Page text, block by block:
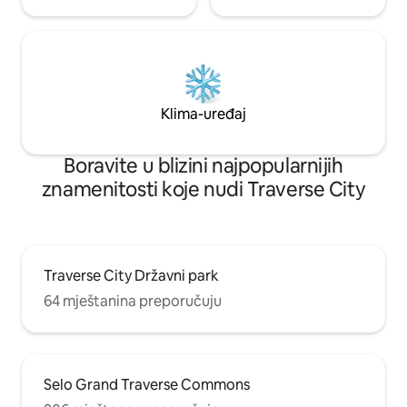
Klima-uređaj
Boravite u blizini najpopularnijih
znamenitosti koje nudi Traverse City
Traverse City Državni park
64 mještanina preporučuju
Selo Grand Traverse Commons